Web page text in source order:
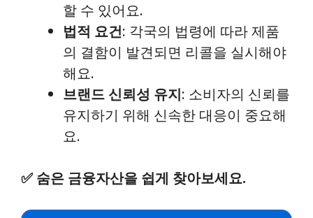
할 수 있어요.
법적 요건: 각국의 법령에 따라 제품
의 결함이 발견되면 리콜을 실시해야
해요.
브랜드 신뢰성 유지: 소비자의 신뢰를
유지하기 위해 신속한 대응이 중요해
요.
✅ 숨은 금융자산을 쉽게 찾아보세요.